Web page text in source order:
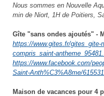
Nous sommes en Nouvelle
min de Niort, 1H de Poitiers,
Gîte "sans ondes ajoutés" -
https://www.gites.fr/gites_gite-
compris_saint-
https://www.facebook.com/
Saint-Anth%C3%A8me/
Maison de vacances pour 4